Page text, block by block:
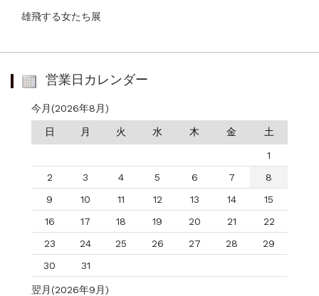
雄飛する女たち展
営業日カレンダー
今月(2026年8月)
日 月 火 水 木 金 土
1
2
3 4 5 6 7
8
9
10 11 12 13 14
15
16
17 18 19 20 21
22
23
24 25 26 27 28
29
30
31
翌月(2026年9月)